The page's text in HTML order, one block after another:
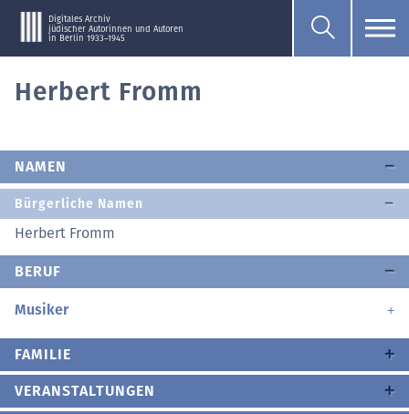
Digitales Archiv
jüdischer Autorinnen und Autoren
in Berlin 1933–1945
Herbert Fromm
NAMEN
Bürgerliche Namen
Herbert Fromm
BERUF
Musiker
FAMILIE
VERANSTALTUNGEN